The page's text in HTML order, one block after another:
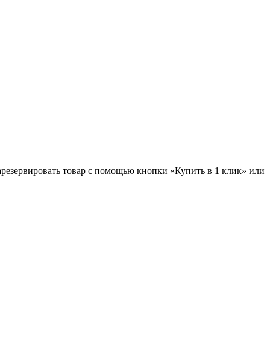
товар с помощью кнопки «Купить в 1 клик» или